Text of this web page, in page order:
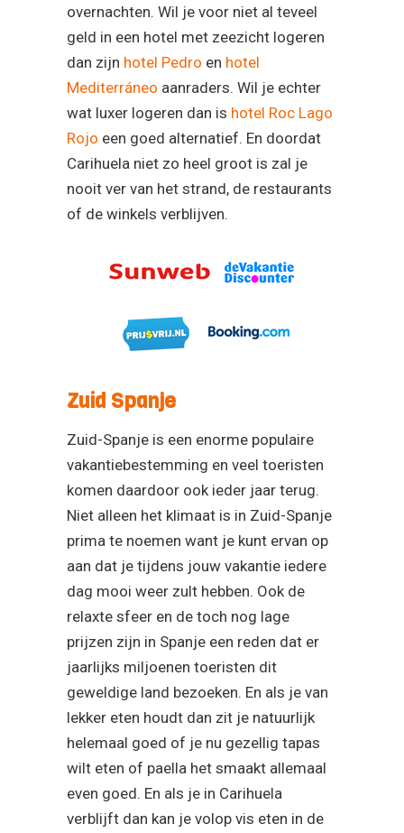
overnachten. Wil je voor niet al teveel
geld in een hotel met zeezicht logeren
dan zijn hotel Pedro en hotel
Mediterráneo aanraders. Wil je echter
wat luxer logeren dan is hotel Roc Lago
Rojo een goed alternatief. En doordat
Carihuela niet zo heel groot is zal je
nooit ver van het strand, de restaurants
of de winkels verblijven.
Zuid Spanje
Zuid-Spanje is een enorme populaire
vakantiebestemming en veel toeristen
komen daardoor ook ieder jaar terug.
Niet alleen het klimaat is in Zuid-Spanje
prima te noemen want je kunt ervan op
aan dat je tijdens jouw vakantie iedere
dag mooi weer zult hebben. Ook de
relaxte sfeer en de toch nog lage
prijzen zijn in Spanje een reden dat er
jaarlijks miljoenen toeristen dit
geweldige land bezoeken. En als je van
lekker eten houdt dan zit je natuurlijk
helemaal goed of je nu gezellig tapas
wilt eten of paella het smaakt allemaal
even goed. En als je in Carihuela
verblijft dan kan je volop vis eten in de